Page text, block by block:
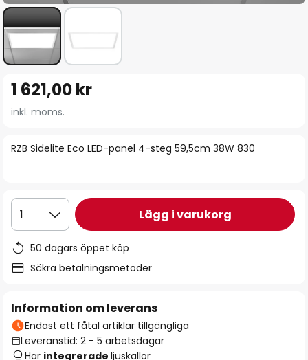
till
början
bildgalleriet
RZB Sidelite Eco LED-panel 4-steg 59,5cm 38W 830
1 621,00 kr
inkl. moms.
1 Lägg i varukorg
50 dagars öppet köp
Säkra betalningsmetoder
Information om leverans
Endast ett fåtal artiklar tillgängliga
Leveranstid: 2 - 5 arbetsdagar
Har integrerade ljuskällor